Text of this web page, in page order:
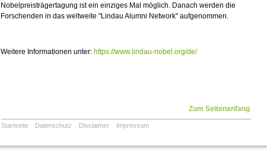
Nobelpreisträgertagung ist ein einziges Mal möglich. Danach werden die
Forschenden in das weltweite "Lindau Alumni Network" aufgenommen.
Weitere Informationen unter: https://www.lindau-nobel.org/de/
Zum Seitenanfang
Startseite Datenschutz Disclaimer Impressum